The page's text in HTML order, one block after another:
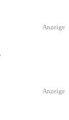
Anzeige
Anzeige